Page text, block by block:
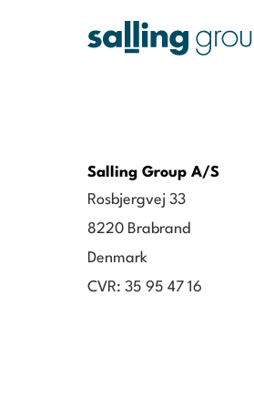
Salling Group A/S
Rosbjergvej 33
8220 Brabrand
Denmark
CVR: 35 95 47 16